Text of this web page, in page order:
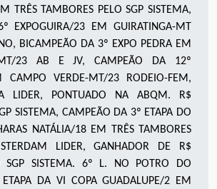
TRÊS TAMBORES PELO SGP SISTEMA,
EXPOGUIRA/23 EM GUIRATINGA-MT
BICAMPEÃO DA 3º EXPO PEDRA EM
MT/23 AB E JV, CAMPEÃO DA 12º
CAMPO VERDE-MT/23 RODEIO-FEM,
LIDER, PONTUADO NA ABQM. R$
SISTEMA, CAMPEÃO DA 3º ETAPA DO
NATÁLIA/18 EM TRÊS TAMBORES
LIDER, GANHADOR DE R$
SGP SISTEMA. 6º L. NO POTRO DO
DA VI COPA GUADALUPE/2 EM